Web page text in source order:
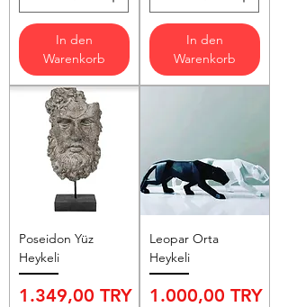
In den
Warenkorb
In den
Warenkorb
Poseidon Yüz
Heykeli
Preis
1.349,00 TRY
Leopar Orta
Heykeli
Preis
1.000,00 TRY